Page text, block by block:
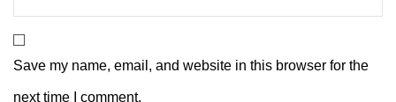
Save my name, email, and website in this browser for the
next time I comment.